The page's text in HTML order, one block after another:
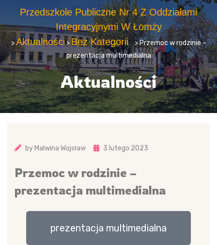
Przedszkole Publiczne Nr 4 Z Oddziałami
Integracyjnymi W Łomży
>Aktualności>Bez Kategorii > Przemoc w rodzinie –
prezentacja multimedialna
Aktualności
by Malwina Wojsław 3 lutego 2023
Przemoc w rodzinie –
prezentacja multimedialna
prezentacja multimedialna